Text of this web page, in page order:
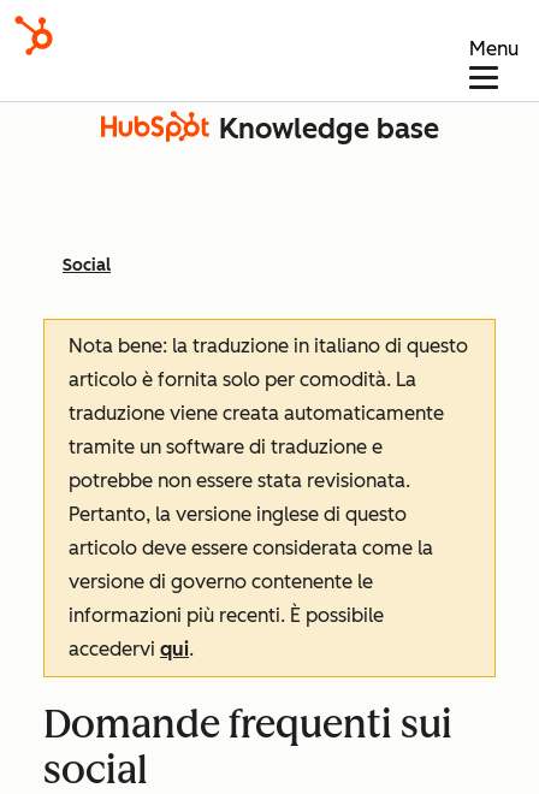
Menu
Knowledge base
Social
Nota bene: la traduzione in italiano di questo
articolo è fornita solo per comodità. La
traduzione viene creata automaticamente
tramite un software di traduzione e
potrebbe non essere stata revisionata.
Pertanto, la versione inglese di questo
articolo deve essere considerata come la
versione di governo contenente le
informazioni più recenti. È possibile
accedervi qui.
Domande frequenti sui
social